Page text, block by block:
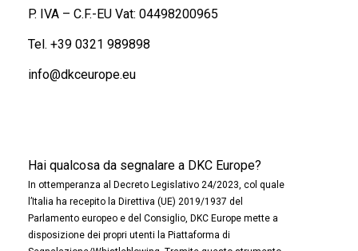
P. IVA – C.F.-EU Vat: 04498200965
Tel. +39 0321 989898
info@dkceurope.eu
Hai qualcosa da segnalare a DKC Europe?
In ottemperanza al Decreto Legislativo 24/2023, col quale
l’Italia ha recepito la Direttiva (UE) 2019/1937 del
Parlamento europeo e del Consiglio, DKC Europe mette a
disposizione dei propri utenti la Piattaforma di